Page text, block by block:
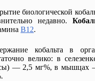
биологической
недавно.
В12.
кобальта в
велико: в
— 2,5 мг%, в мышцах